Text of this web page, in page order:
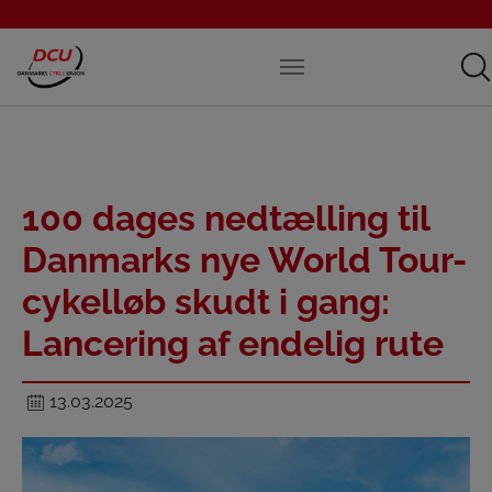
100 dages nedtælling til
Danmarks nye World Tour-
cykelløb skudt i gang:
Lancering af endelig rute
13.03.2025